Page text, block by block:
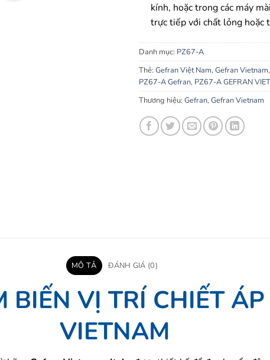
kính, hoặc trong các máy
trực tiếp với chất lỏng hoặc
Danh mục: PZ67-A
Thẻ: Gefran Việt Nam, Gefran Vietnam,
PZ67-A Gefran, PZ67-A GEFRAN
Thương hiệu: Gefran, Gefran Vietnam
MÔ TẢ ĐÁNH GIÁ (0)
BIẾN VỊ TRÍ CHIẾT ÁP
VIETNAM